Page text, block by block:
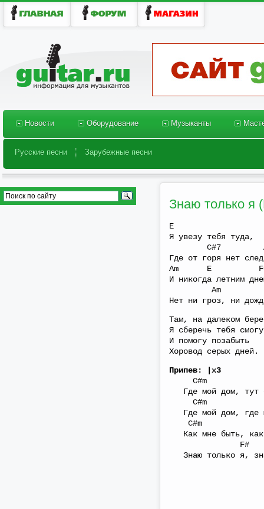
Новости
Новости Оборудование
Оборудование Музыканты
Музыканты
Русские песни
Русские песни Зарубежные песни
Зарубежные песни
Знаю только я
E
Я увезу тебя туда,
C#7
Где от горя нет
Am E
И никогда летним
Am
Нет ни гроз, ни
Там, на далеком
Я сберечь тебя смогу
И помогу позабыть
Хоровод серых дней.
Припев: |х3
Где мой дом, тут
C#m
Где мой дом, где
Как мне быть, как
F#
Знаю только я,